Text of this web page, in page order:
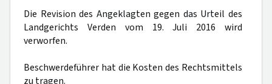
Die Revision des Angeklagten gegen das Urteil des
Landgerichts Verden vom 19. Juli 2016 wird
verworfen.
Beschwerdeführer hat die Kosten des Rechtsmittels
zu tragen.